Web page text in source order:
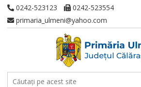
0242-523123
0242-523554
primaria_ulmeni@yahoo.com